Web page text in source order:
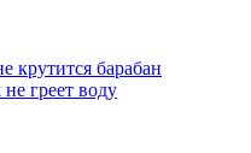
крутится барабан
греет воду